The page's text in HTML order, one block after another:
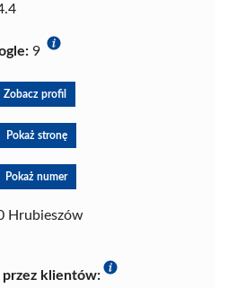
9
Zobacz profil
Pokaż stronę
Pokaż numer
Hrubieszów
przez klientów: